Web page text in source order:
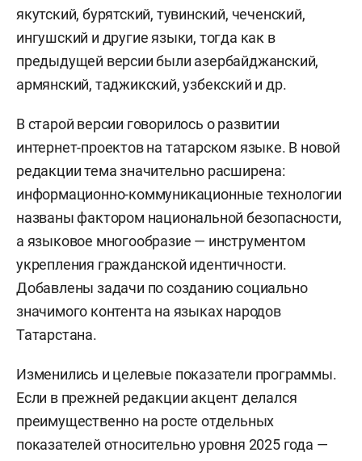
якутский, бурятский, тувинский, чеченский,
ингушский и другие языки, тогда как в
предыдущей версии были азербайджанский,
армянский, таджикский, узбекский и др.
В старой версии говорилось о развитии
интернет-проектов на татарском языке. В новой
редакции тема значительно расширена:
информационно-коммуникационные технологии
названы фактором национальной безопасности,
а языковое многообразие — инструментом
укрепления гражданской идентичности.
Добавлены задачи по созданию социально
значимого контента на языках народов
Татарстана.
Изменились и целевые показатели программы.
Если в прежней редакции акцент делался
преимущественно на росте отдельных
показателей относительно уровня 2025 года —